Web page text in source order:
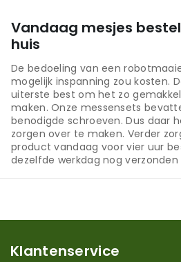
Vandaag mesjes
huis
De bedoeling van een
mogelijk inspanning zou kosten.
uiterste best om het zo
maken. Onze messensets
benodigde schroeven. Dus daar
zorgen over te maken. Verder
product vandaag voor vier uur
dezelfde werkdag nog verzonden
Klantenservice